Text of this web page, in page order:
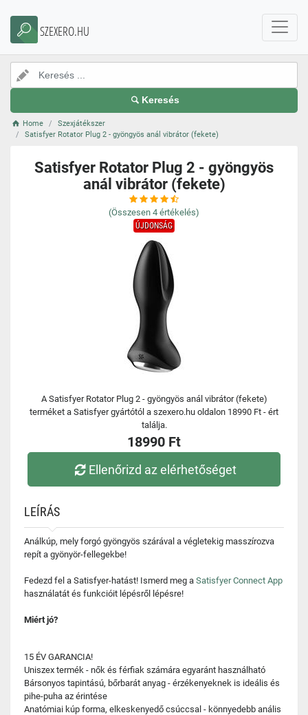
SZEXERO.HU
Keresés
Home
Szexjátékszer
Satisfyer Rotator Plug 2 - gyöngyös anál vibrátor (fekete)
Satisfyer Rotator Plug 2 - gyöngyös
anál vibrátor (fekete)
(Összesen 4 értékelés)
ÚJDONSÁG
A Satisfyer Rotator Plug 2 - gyöngyös anál vibrátor (fekete)
terméket a Satisfyer gyártótól a szexero.hu oldalon 18990 Ft - ért
találja.
18990 Ft
Ellenőrizd az elérhetőséget
LEÍRÁS
Análkúp, mely forgó gyöngyös szárával a végletekig masszírozva
repít a gyönyör-fellegekbe!
Fedezd fel a Satisfyer-hatást! Ismerd meg a Satisfyer Connect App
használatát és funkcióit lépésről lépésre!
Miért jó?
15 ÉV GARANCIA!
Uniszex termék - nők és férfiak számára egyaránt használható
Bársonyos tapintású, bőrbarát anyag - érzékenyeknek is ideális és
pihe-puha az érintése
Anatómiai kúp forma, elkeskenyedő csúccsal - könnyedebb anális